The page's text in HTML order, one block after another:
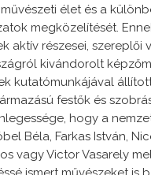
élet és a
megközelítését.
aktív részesei, szereplői
kivándorolt
kutatómunkájával
festők és
hogy a
Béla, Farkas István,
vagy Victor Vasarely